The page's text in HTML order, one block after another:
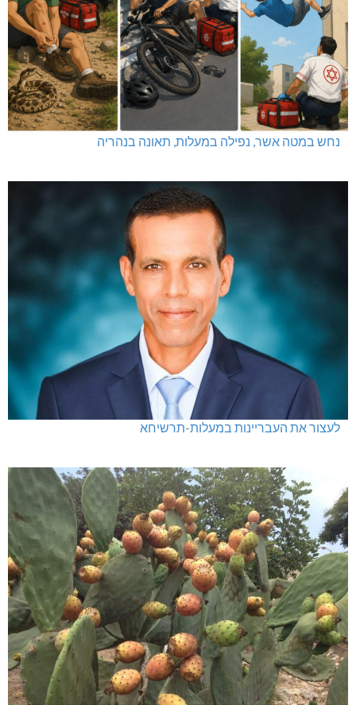
נחש במטה אשר, נפילה במעלות, תאונה בנהריה
לעצור את העבריינות במעלות-תרשיחא